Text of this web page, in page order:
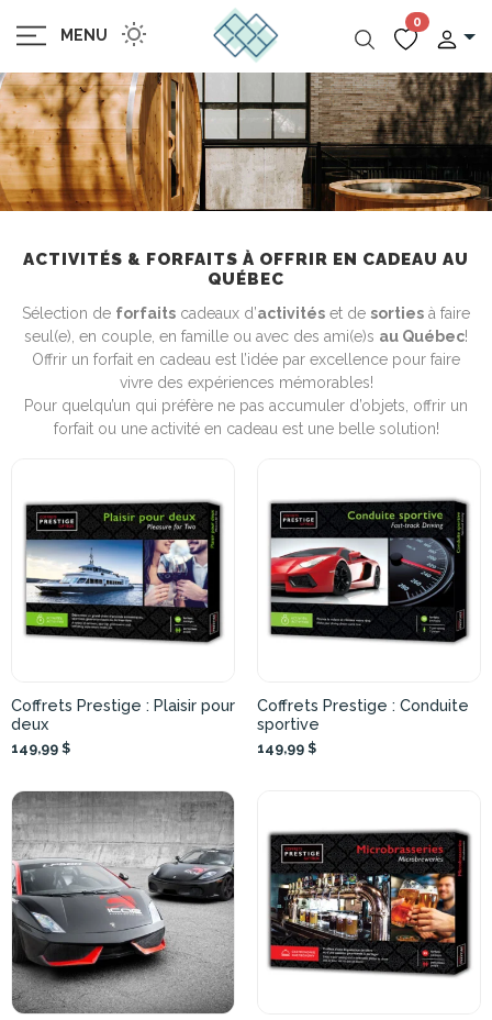
MENU
0
ACTIVITÉS & FORFAITS À OFFRIR EN CADEAU AU
QUÉBEC
Sélection de forfaits cadeaux d’activités et de sorties à faire
seul(e), en couple, en famille ou avec des ami(e)s au Québec!
Offrir un forfait en cadeau est l’idée par excellence pour faire
vivre des expériences mémorables!
Pour quelqu’un qui préfère ne pas accumuler d’objets, offrir un
forfait ou une activité en cadeau est une belle solution!
Coffrets Prestige : Plaisir pour
deux
149,99 $
Coffrets Prestige : Conduite
sportive
149,99 $